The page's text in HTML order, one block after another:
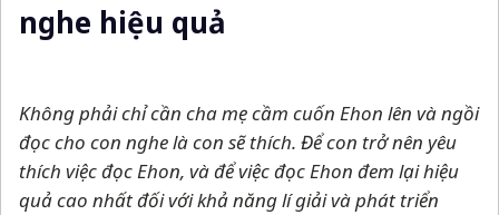
nghe hiệu quả
Không phải chỉ cần cha mẹ cầm cuốn Ehon lên và ngồi
đọc cho con nghe là con sẽ thích. Để con trở nên yêu
thích việc đọc Ehon, và để việc đọc Ehon đem lại hiệu
quả cao nhất đối với khả năng lí giải và phát triển